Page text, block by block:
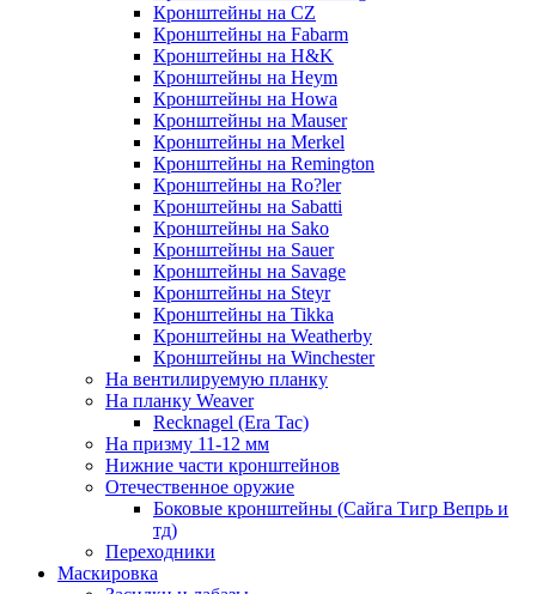
Кронштейны на CZ
Кронштейны на Fabarm
Кронштейны на H&K
Кронштейны на Heym
Кронштейны на Howa
Кронштейны на Mauser
Кронштейны на Merkel
Кронштейны на Remington
Кронштейны на Ro?ler
Кронштейны на Sabatti
Кронштейны на Sako
Кронштейны на Sauer
Кронштейны на Savage
Кронштейны на Steyr
Кронштейны на Tikka
Кронштейны на Weatherby
Кронштейны на Winchester
На вентилируемую планку
На планку Weaver
Recknagel (Era Tac)
На призму 11-12 мм
Нижние части кронштейнов
Отечественное оружие
Боковые кронштейны (Сайга Тигр Вепрь и
тд)
Переходники
Маскировка